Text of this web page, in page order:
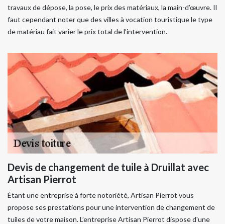
travaux de dépose, la pose, le prix des matériaux, la main-d’œuvre. Il
faut cependant noter que des villes à vocation touristique le type
de matériau fait varier le prix total de l’intervention.
Devis de changement de tuile à Druillat avec
Artisan Pierrot
Étant une entreprise à forte notoriété, Artisan Pierrot vous
propose ses prestations pour une intervention de changement de
tuiles de votre maison. L’entreprise Artisan Pierrot dispose d'une